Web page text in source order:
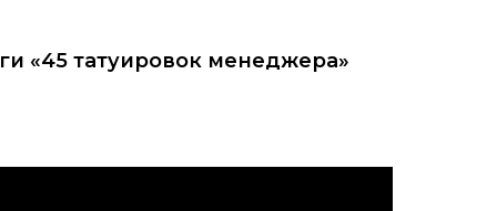
«45 татуировок менеджера»